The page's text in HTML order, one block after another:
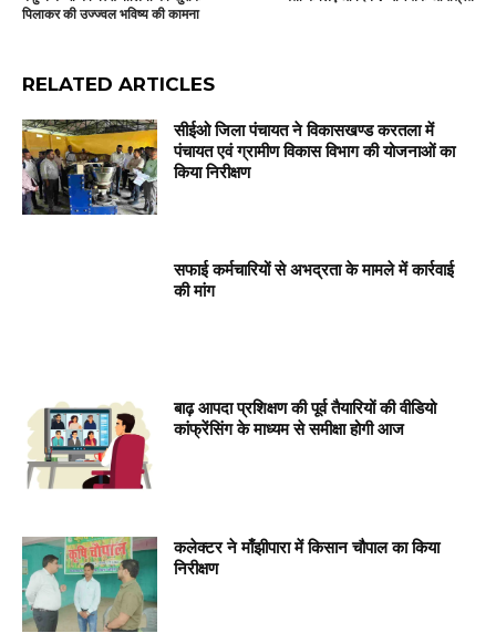
पिलाकर की उज्ज्वल भविष्य की कामना
RELATED ARTICLES
सीईओ जिला पंचायत ने विकासखण्ड करतला में
पंचायत एवं ग्रामीण विकास विभाग की योजनाओं का
किया निरीक्षण
सफाई कर्मचारियों से अभद्रता के मामले में कार्रवाई
की मांग
बाढ़ आपदा प्रशिक्षण की पूर्व तैयारियों की वीडियो
कांफ्रेंसिंग के माध्यम से समीक्षा होगी आज
कलेक्टर ने माँझीपारा में किसान चौपाल का किया
निरीक्षण